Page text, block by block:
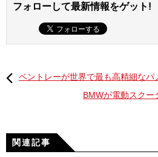
できるよう、努力してまいります
専売店は、ニューデリー、グルガ
専門施設を設置する。専任のセー
を担当するとともに、24時間365
フォローして最新情報をゲット!
ベントレーが世界で最も高精細なパ
BMWが電動スクー
関連記事